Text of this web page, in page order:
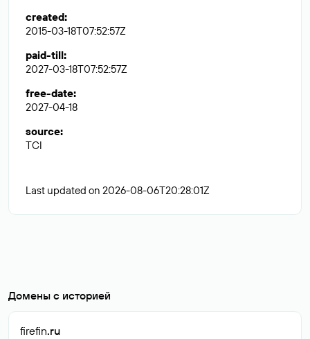
created:
2015-03-18T07:52:57Z
paid-till:
2027-03-18T07:52:57Z
free-date:
2027-04-18
source:
TCI
Last updated on 2026-08-06T20:28:01Z
Домены с историей
firefin.ru